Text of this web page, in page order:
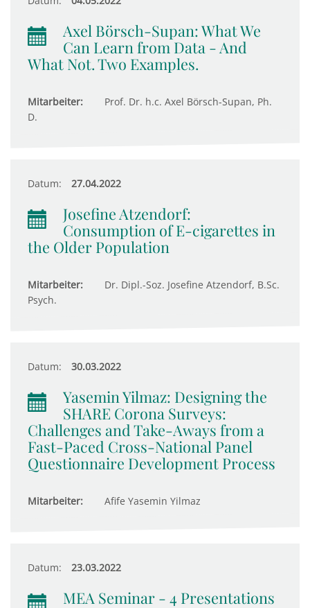
Axel Börsch-Supan: What We
Can Learn from Data - And
What Not. Two Examples.
Mitarbeiter:
Prof. Dr. h.c. Axel Börsch-Supan, Ph.
D.
Datum: 27.04.2022
Josefine Atzendorf:
Consumption of E-cigarettes in
the Older Population
Mitarbeiter:
Dr. Dipl.-Soz. Josefine Atzendorf, B.Sc.
Psych.
Datum: 30.03.2022
Yasemin Yilmaz: Designing the
SHARE Corona Surveys:
Challenges and Take-Aways from a
Fast-Paced Cross-National Panel
Questionnaire Development Process
Mitarbeiter: Afife Yasemin Yilmaz
Datum: 23.03.2022
MEA Seminar - 4 Presentations